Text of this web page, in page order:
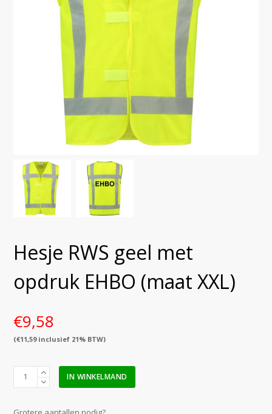
Hesje RWS geel met
opdruk EHBO (maat XXL)
€9,58
(€11,59inclusief 21% BTW)
Hesje
met
IN WINKELMAND